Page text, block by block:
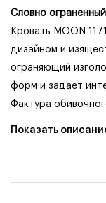
Словно
Кровать MOON
дизайном и
ограняющий
форм и задает
Фактура
Показать